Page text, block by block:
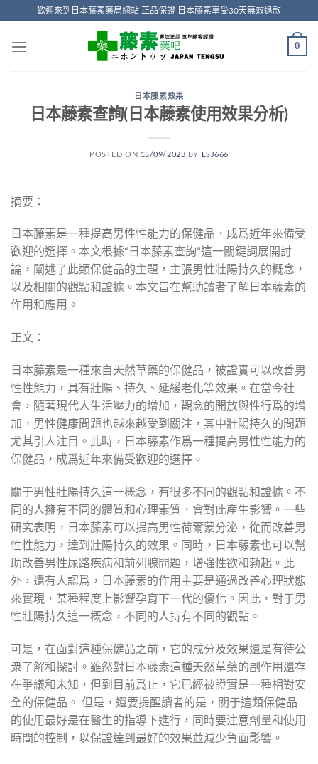
content
歡迎來到日本藤素藥局網站 正品保證 日本藤素享受30天無效退款
0
日本藤素效果
日本藤素查詢(日本藤素使用效果分析)
POSTED ON 15/09/2023 BY LSJ666
摘要：
日本藤素是一種提高男性性能力的保健品，成爲近年來備受
歡迎的選擇。本文根據“日本藤素查詢”這一關鍵詞展開討
論，闡述了此類保健品的主題，主張男性壯陽持久的概念，
以及相關的觀點和證據。本文旨在幫助讀者了解日本藤素的
作用和應用。
正文：
日本藤素是一種來自天然草藥的保健品，被證實可以改善男
性性能力，具有壯陽、持久、延緩老化等效果。在當今社
會，隨著現代人生活壓力的增加，觀念的開放與性行爲的增
加，男性健康問題也越來越受到關注，其中壯陽持久的問題
尤其引人注目。此時，日本藤素作爲一種提高男性性能力的
保健品，成爲近年來備受歡迎的選擇。
關于男性壯陽持久這一概念，有很多不同的觀點和證據。不
同的人擁有不同的體質和心理素質，會對此産生影響。一些
研究表明，日本藤素可以提高男性荷爾蒙分泌，從而改善男
性性能力，達到壯陽持久的效果。同時，日本藤素也可以幫
助改善男性尿路疾病和前列腺問題，增強性欲和勃起。此
外，還有人認爲，日本藤素的作用主要是通過改善心理狀態
來實現，某種程度上影響孕育下一代的優化。因此，對于男
性壯陽持久這一概念，不同的人持有不同的觀點。
可是，在面對這種保健品之前，它的成分及效果還是有待公
衆了解和探討。雖然對日本藤素這種天然草藥的副作用還存
在爭議和未知，但到目前爲止，它已經被證實是一種相對安
全的保健品。 但是，還要提醒讀者的是，關于這類保健品
的使用最好是在醫生的指導下進行，同時要注意劑量和使用
時間的控制，以保證達到最好的效果並減少負面影響。